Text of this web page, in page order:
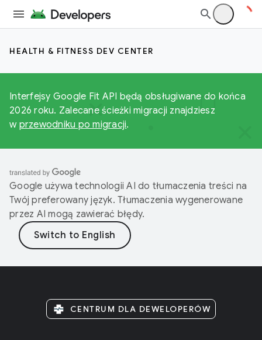
HEALTH & FITNESS DEV CENTER
Interfejsy Google Fit API będą obsługiwane do końca
2026 roku. Zalecane ścieżki migracji znajdziesz
w przewodniku po migracji.
Google używa technologii AI do tłumaczenia treści na
Twój preferowany język. Tłumaczenia wygenerowane
przez AI mogą zawierać błędy.
CENTRUM DLA DEWELOPERÓW